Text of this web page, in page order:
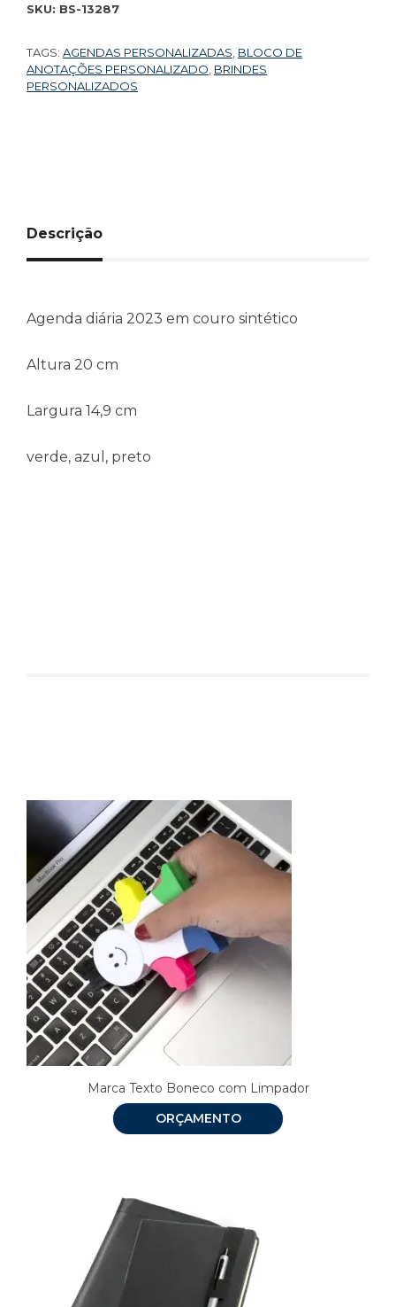
SKU: BS-13287
TAGS: AGENDAS PERSONALIZADAS BLOCO DE
ANOTAÇÕES PERSONALIZADO BRINDES
PERSONALIZADOS
Descrição
Agenda diária 2023 em couro sintético
Altura 20 cm
Largura 14,9 cm
verde, azul, preto
Marca Texto Boneco com Limpador
ORÇAMENTO